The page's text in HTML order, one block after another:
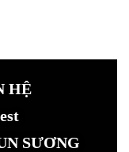
HỆ
SƯƠNG